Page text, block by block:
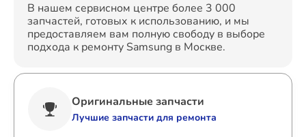
В нашем сервисном центре более 3 000
запчастей, готовых к использованию, и мы
предоставляем вам полную свободу в выборе
подхода к ремонту Samsung в Москве.
Оригинальные запчасти
Лучшие запчасти для ремонта